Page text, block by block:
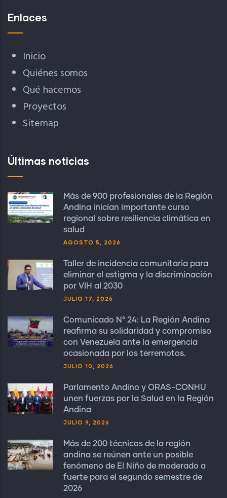
Enlaces
Inicio
Quiénes somos
Qué hacemos
Proyectos
Sitemap
Últimas noticias
Más de 900 profesionales de la Región
Andina inician importante curso
regional sobre resiliencia climática en
salud
AGOSTO 5, 2026
Taller de incidencia comunitaria para
eliminar el estigma y la discriminación
por VIH al 2030
JULIO 17, 2026
Comunicado N° 24: La Región Andina
reafirma su solidaridad y compromiso
con Venezuela ante la emergencia
ocasionada por los terremotos.
JULIO 10, 2026
Parlamento Andino y ORAS-CONHU
unen fuerzas por la Salud en la Región
Andina
JULIO 9, 2026
Más de 200 técnicos de la región
andina se reúnen ante un posible
fenómeno de El Niño de moderado a
fuerte para el segundo semestre de
2026